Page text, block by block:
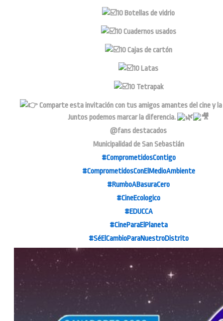
10 Botellas de vidrio
10 Cuadernos usados
10 Cajas de cartón
10 Latas
10 Tetrapak
Comparte esta invitación con tus amigos amantes del cine y
Juntos podemos marcar la diferencia.
@fans destacados
Municipalidad de San Sebastián
#ComprometidosContigo
#ComprometidosConElMedioAmbiente
#RumboABasuraCero
#CineEcologico
#EDUCCA
#CineParaElPlaneta
#SéElCambioParaNuestroDistrito